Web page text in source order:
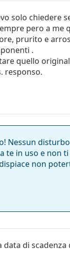
multiuso
4.2 ml
solo chiedere
pero a me
prurito e
.
quello
responso.
Nessun
te in uso e non
non
data di